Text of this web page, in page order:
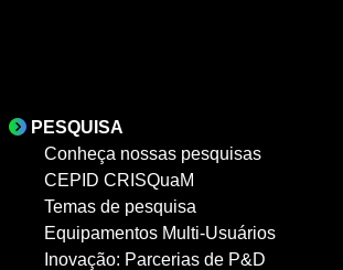
PESQUISA
Conheça nossas pesquisas
CEPID CRISQuaM
Temas de pesquisa
Equipamentos Multi-Usuários
Inovação: Parcerias de P&D